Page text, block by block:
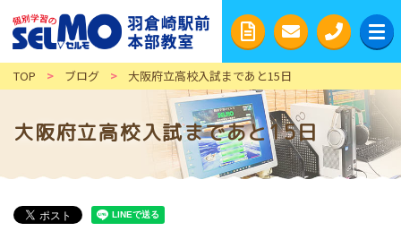
TOP > ブログ > 大阪府立高校入試まであと15日
大阪府立高校入試まであと15日